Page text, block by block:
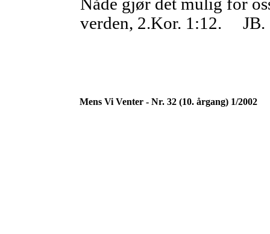
Nåde gjør det mulig for
verden, 2.Kor. 1:12. JB.
Mens Vi Venter - Nr. 32 (10. årgang) 1/2002